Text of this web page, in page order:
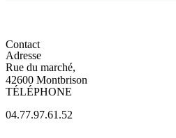
Contact
Adresse
Rue du marché,
42600 Montbrison
TÉLÉPHONE
04.77.97.61.52